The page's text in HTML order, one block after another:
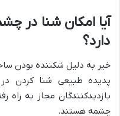
آیا امکان شنا در
دارد؟
خیر به دلیل شکننده بودن
پدیده طبیعی شنا کردن
بازدیدکنندگان مجاز به
چشمه هستند.